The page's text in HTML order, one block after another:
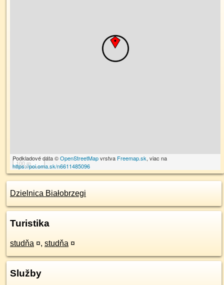
100 m
Podkladové dáta ©OpenStreetMapvrstva Freemap.sk, viac na
https://poi.oma.sk/n6611485096
Dzielnica Białobrzegi
Turistika
studňa ¤, studňa ¤
Služby